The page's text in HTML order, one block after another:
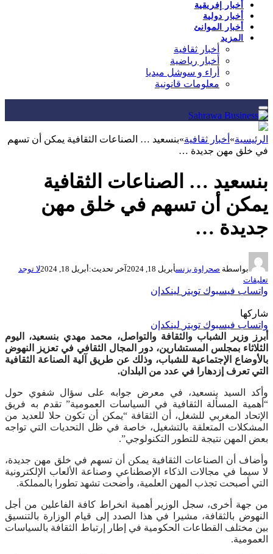
أخبار إفريقية
أخبار دولية
أخبار الموانئ
المزيد
أخبار ثقافية
أخبار رياضية
أراء و سوشل ميديا
معلومات قانونية
الرئيسية» أخبار ثقافية»بنسعيد … الصناعات الثقافية يمكن أن تسهم
في خلق مهن جديدة …
بنسعيد … الصناعات الثقافية
يمكن أن تسهم في خلق مهن
جديدة …
بواسطة صحراوة بزنسأبريل 18, 2024 آخر تحديث:أبريل 18, 2024
لا توجد
تعليقات
واتساب فيسبوك تويتر لينكدإن
شاركها
واتساب فيسبوك تويتر لينكدإن
أبرز وزير الشباب والثقافة والتواصل، محمد مهدي بنسعيد، اليوم
الثلاثاء بمجلس المستشارين، دور المجال الثقافي في تعزيز النهوض
بالأوضاع الإجتماعية للشباب، وذلك عن طريق آلية الصناعة الثقافية
التي تعرف إزدهارا في عدد من البلدان.
وأكد السيد بنسعيد، في معرض جوابه على سؤال شفوي حول
“أهمية المسألة الثقافية في السياسات العمومية” تقدم به فريق
الإتحاد المغربي للشغل، أن الثقافة “يمكن أن تكون حلا للعديد من
المشكلات المتعلقة بالتشغيل، خاصة في ظل التحديات التي تواجه
بعض المهن نتيجة للتطور التكنولوجي”.
وأضاف أن الصناعات الثقافية يمكن أن تسهم في خلق مهن جديدة،
لا سيما في مجالات الذكاء الإصطناعي وصناعة الألعاب الإلكترونية
التي أصبحت تجذب المهن العلمية، وأضحت تشهد تطورا بالمملكة.
من جهة أخرى، سجل الوزير أهمية انخراط كافة الفاعلين من أجل
النهوض بالثقافة، مشيرا في هذا الصدد إلى قيام الوزارة بالتنسيق
بين مختلف القطاعات الحكومية في إطار إرتباط الثقافة بالسياسات
العمومية.